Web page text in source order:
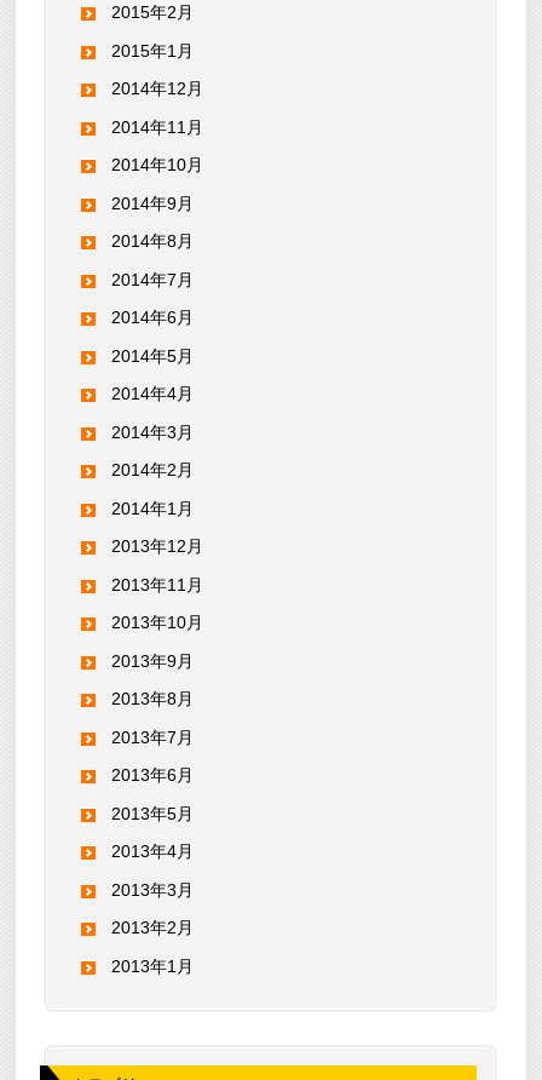
2015年2月
2015年1月
2014年12月
2014年11月
2014年10月
2014年9月
2014年8月
2014年7月
2014年6月
2014年5月
2014年4月
2014年3月
2014年2月
2014年1月
2013年12月
2013年11月
2013年10月
2013年9月
2013年8月
2013年7月
2013年6月
2013年5月
2013年4月
2013年3月
2013年2月
2013年1月